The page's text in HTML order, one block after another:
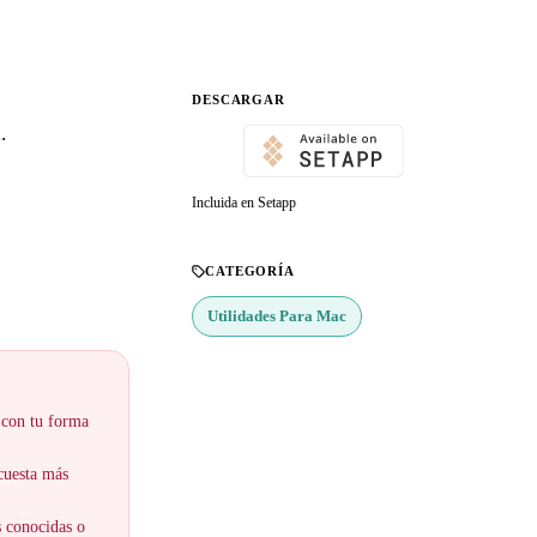
con tu forma
más
conocidas o
DESCARGAR
Incluida en Setapp
CATEGORÍA
Utilidades Para Mac